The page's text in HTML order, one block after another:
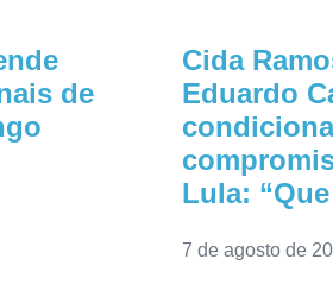
de
Cida
Eduardo
Lula:
7 de agosto de